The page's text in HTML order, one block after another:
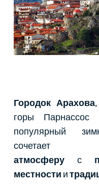
Городок Арахова
горы
популярный
атмосферу с
местности и